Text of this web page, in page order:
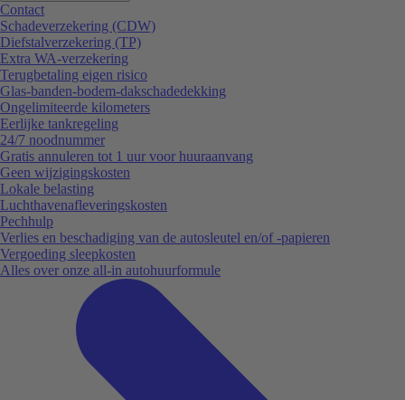
Contact
Schadeverzekering (CDW)
Diefstalverzekering (TP)
Extra WA-verzekering
Terugbetaling eigen risico
Glas-banden-bodem-dakschadedekking
Ongelimiteerde kilometers
Eerlijke tankregeling
24/7 noodnummer
Gratis annuleren tot 1 uur voor huuraanvang
Geen wijzigingskosten
Lokale belasting
Luchthavenafleveringskosten
Pechhulp
Verlies en beschadiging van de autosleutel en/of -papieren
Vergoeding sleepkosten
Alles over onze all-in autohuurformule